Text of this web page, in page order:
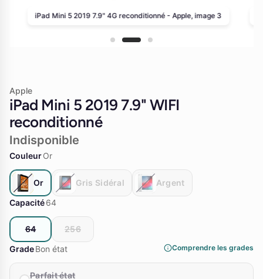
iPad Mini 5 2019 7.9" 4G reconditionné - Apple, image 3
Apple
iPad Mini 5 2019 7.9" WIFI
reconditionné
Indisponible
CouleurOr
Or Gris Sidéral
Argent
Capacité64
64
256
GradeBon état Comprendre les grades
Parfait état